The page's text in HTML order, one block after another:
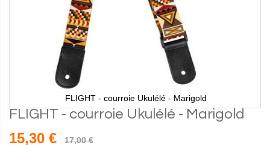
FLIGHT - courroie Ukulélé - Marigold
FLIGHT - courroie Ukulélé - Marigold
15,30 € 17,00 €